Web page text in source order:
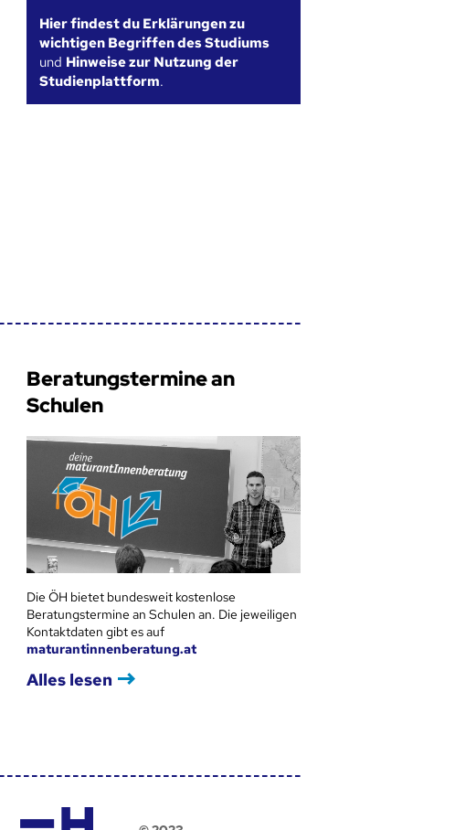
Hier findest du Erklärungen zu
wichtigen Begriffen des Studiums
und Hinweise zur Nutzung der
Studienplattform.
Beratungstermine an
Schulen
Die ÖH bietet bundesweit kostenlose
Beratungstermine an Schulen an. Die jeweiligen
Kontaktdaten gibt es auf
maturantinnenberatung.at
Alles lesen